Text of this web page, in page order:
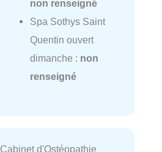
non renseigné
Spa Sothys Saint
Quentin ouvert
dimanche : non
renseigné
Cabinet d'Ostéopathie